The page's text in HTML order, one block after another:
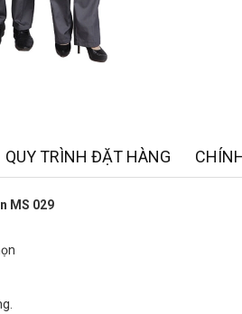
QUY TRÌNH ĐẶT HÀNG
MS 029